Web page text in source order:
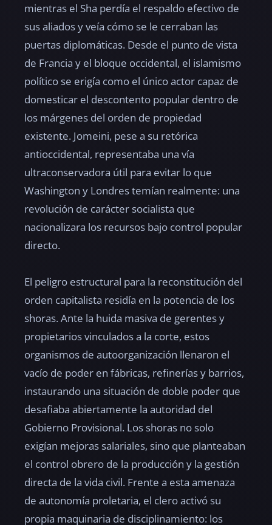
mientras el Sha perdía el respaldo efectivo de
sus aliados y veía cómo se le cerraban las
puertas diplomáticas. Desde el punto de vista
de Francia y el bloque occidental, el islamismo
político se erigía como el único actor capaz de
domesticar el descontento popular dentro de
los márgenes del orden de propiedad
existente. Jomeini, pese a su retórica
antioccidental, representaba una vía
ultraconservadora útil para evitar lo que
Washington y Londres temían realmente: una
revolución de carácter socialista que
nacionalizara los recursos bajo control popular
directo.
El peligro estructural para la reconstitución del
orden capitalista residía en la potencia de los
shoras. Ante la huida masiva de gerentes y
propietarios vinculados a la corte, estos
organismos de autoorganización llenaron el
vacío de poder en fábricas, refinerías y barrios,
instaurando una situación de doble poder que
desafiaba abiertamente la autoridad del
Gobierno Provisional. Los shoras no solo
exigían mejoras salariales, sino que planteaban
el control obrero de la producción y la gestión
directa de la vida civil. Frente a esta amenaza
de autonomía proletaria, el clero activó su
propia maquinaria de disciplinamiento: los